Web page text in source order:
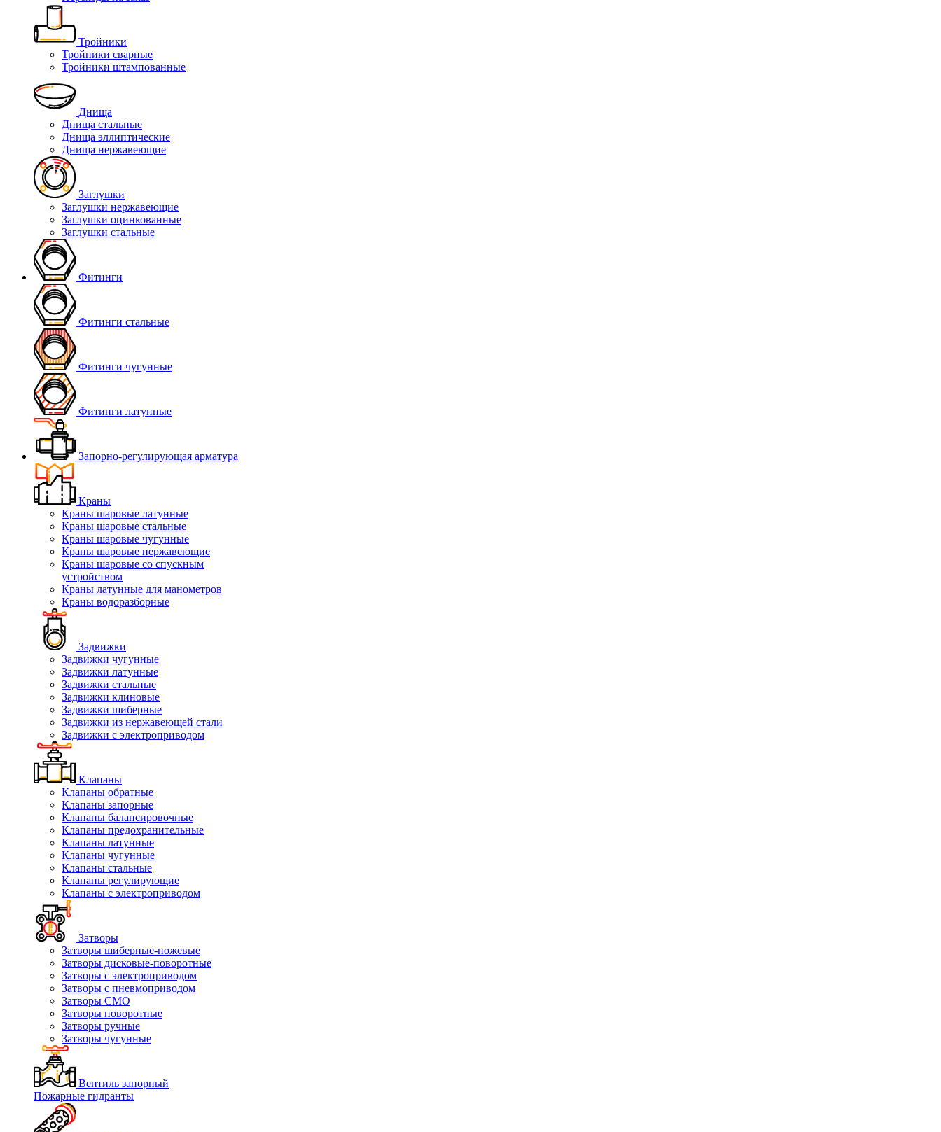
Тройники
Тройники сварные
Тройники штампованные
Днища
Днища стальные
Днища эллиптические
Днища нержавеющие
Заглушки
Заглушки нержавеющие
Заглушки оцинкованные
Заглушки стальные
Фитинги
Фитинги стальные
Фитинги чугунные
Фитинги латунные
Запорно-регулирующая арматура
Краны
Краны шаровые латунные
Краны шаровые стальные
Краны шаровые чугунные
Краны шаровые нержавеющие
Краны шаровые со спускным
устройством
Краны латунные для манометров
Краны водоразборные
Задвижки
Задвижки чугунные
Задвижки латунные
Задвижки стальные
Задвижки клиновые
Задвижки шиберные
Задвижки из нержавеющей стали
Задвижки с электроприводом
Клапаны
Клапаны обратные
Клапаны запорные
Клапаны балансировочные
Клапаны предохранительные
Клапаны латунные
Клапаны чугунные
Клапаны стальные
Клапаны регулирующие
Клапаны с электроприводом
Затворы
Затворы шиберные-ножевые
Затворы дисковые-поворотные
Затворы с электроприводом
Затворы с пневмоприводом
Затворы СМО
Затворы поворотные
Затворы ручные
Затворы чугунные
Вентиль запорный
Пожарные гидранты